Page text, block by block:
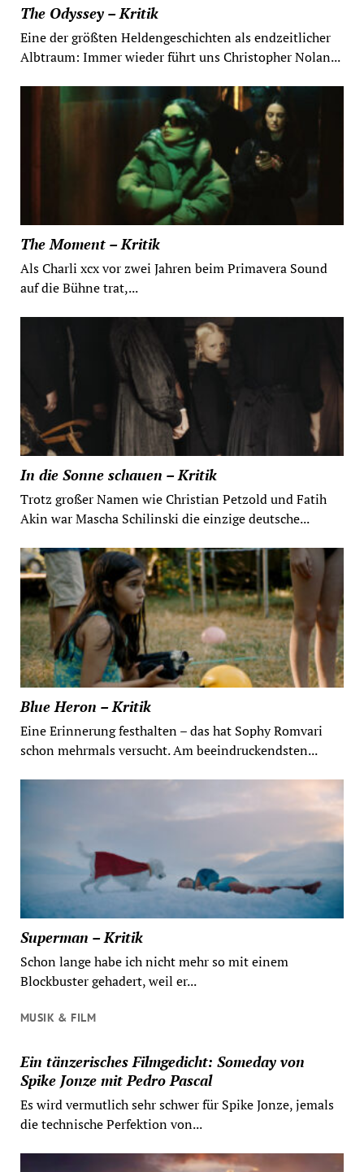
The Odyssey – Kritik
Eine der größten Heldengeschichten als endzeitlicher
Albtraum: Immer wieder führt uns Christopher Nolan...
The Moment – Kritik
Als Charli xcx vor zwei Jahren beim Primavera Sound
auf die Bühne trat,...
In die Sonne schauen – Kritik
Trotz großer Namen wie Christian Petzold und Fatih
Akin war Mascha Schilinski die einzige deutsche...
Blue Heron – Kritik
Eine Erinnerung festhalten – das hat Sophy Romvari
schon mehrmals versucht. Am beeindruckendsten...
Superman – Kritik
Schon lange habe ich nicht mehr so mit einem
Blockbuster gehadert, weil er...
MUSIK & FILM
Ein tänzerisches Filmgedicht: Someday von
Spike Jonze mit Pedro Pascal
Es wird vermutlich sehr schwer für Spike Jonze, jemals
die technische Perfektion von...